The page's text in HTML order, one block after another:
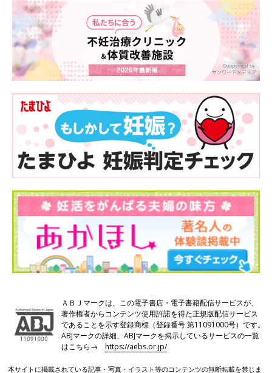
ＡＢＪマークは、この電子書店・電子書籍配信サービスが、
著作権者からコンテンツ使用許諾を得た正規版配信サービス
であることを示す登録商標（登録番号 第11091000号）です。
ABJマークの詳細、ABJマークを掲示しているサービスの一覧
はこちら→https://aebs.or.jp/
本サイトに掲載されている記事・写真・イラスト等のコンテンツの無断転載を禁じま